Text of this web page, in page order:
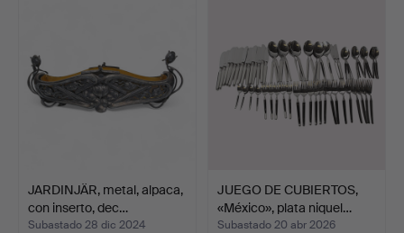
JARDINJÄR, metal, alpaca,
con inserto, dec…
Subastado 28 dic 2024
JUEGO DE CUBIERTOS,
«México», plata niquel…
Subastado 20 abr 2026